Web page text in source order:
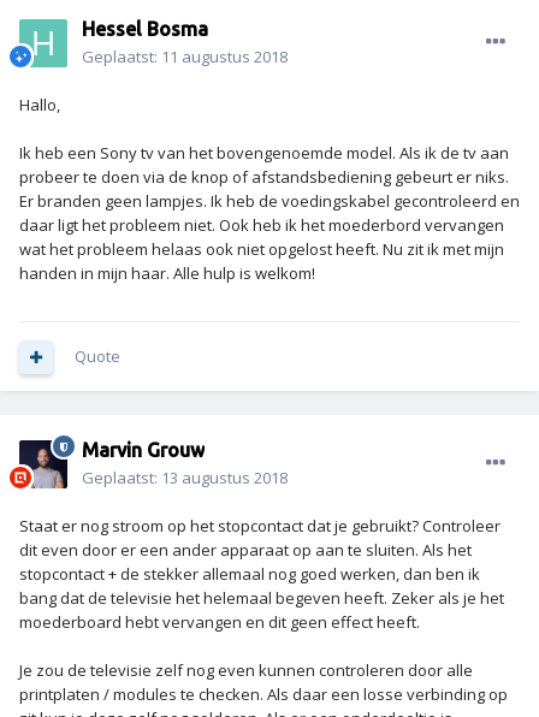
Hessel Bosma
Geplaatst: 11 augustus 2018
Hallo,
Ik heb een Sony tv van het bovengenoemde model. Als ik de tv aan
probeer te doen via de knop of afstandsbediening gebeurt er niks.
Er branden geen lampjes. Ik heb de voedingskabel gecontroleerd en
daar ligt het probleem niet. Ook heb ik het moederbord vervangen
wat het probleem helaas ook niet opgelost heeft. Nu zit ik met mijn
handen in mijn haar. Alle hulp is welkom!
Quote
Marvin Grouw
Geplaatst: 13 augustus 2018
Staat er nog stroom op het stopcontact dat je gebruikt? Controleer
dit even door er een ander apparaat op aan te sluiten. Als het
stopcontact + de stekker allemaal nog goed werken, dan ben ik
bang dat de televisie het helemaal begeven heeft. Zeker als je het
moederboard hebt vervangen en dit geen effect heeft.
Je zou de televisie zelf nog even kunnen controleren door alle
printplaten / modules te checken. Als daar een losse verbinding op